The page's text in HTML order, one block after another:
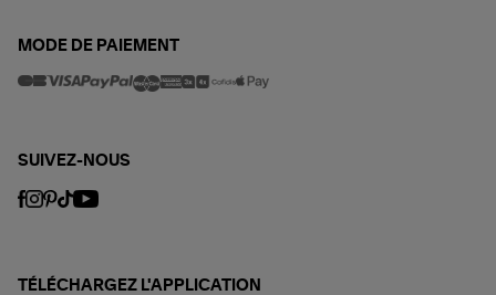
MODE DE PAIEMENT
SUIVEZ-NOUS
TÉLÉCHARGEZ L'APPLICATION